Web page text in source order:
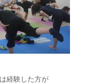
経験した方が